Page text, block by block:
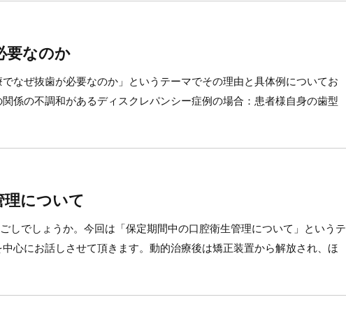
要なのか
なぜ抜歯が必要なのか」というテーマでその理由と具体例についてお
係の不調和があるディスクレパンシー症例の場合：患者様自身の歯型
理について
しでしょうか。今回は「保定期間中の口腔衛生管理について」というテ
心にお話しさせて頂きます。動的治療後は矯正装置から解放され、ほ